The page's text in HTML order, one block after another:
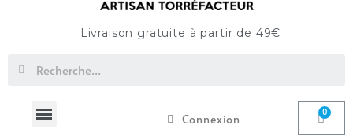
Livraison gratuite à partir de 49€
Connexion